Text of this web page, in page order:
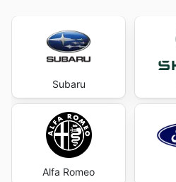
Subaru
Alfa Romeo